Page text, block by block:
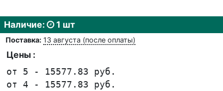
Наличие: 1 шт
Поставка: 13 августа (после оплаты)
Цены :
от 5 - 15577.83 руб.
от 4 - 15577.83 руб.